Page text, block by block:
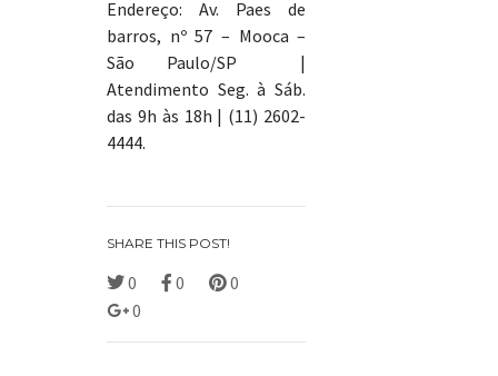
Endereço: Av. Paes de
barros, nº 57 – Mooca –
São Paulo/SP |
Atendimento Seg. à Sáb.
das 9h às 18h | (11) 2602-
4444.
SHARE THIS POST!
0 0
0
0